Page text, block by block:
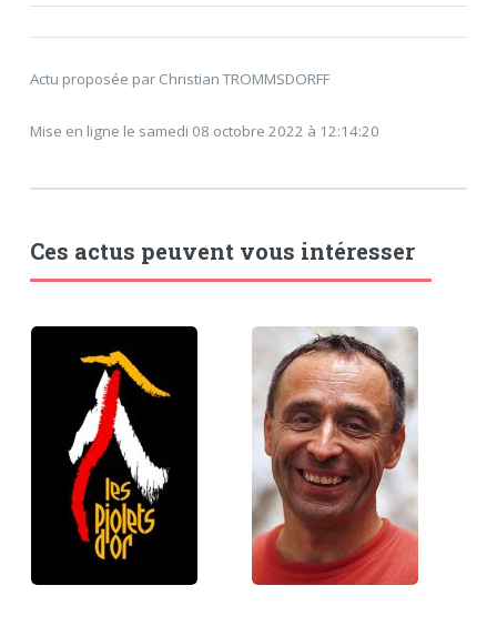
Actu proposée par Christian TROMMSDORFF
Mise en ligne le samedi 08 octobre 2022 à 12:14:20
Ces actus peuvent vous intéresser